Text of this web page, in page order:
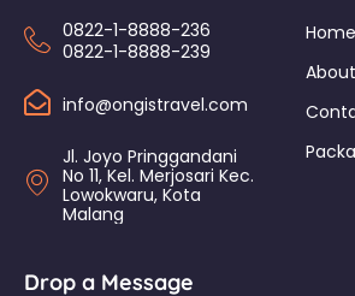
0822-1-8888-236
0822-1-8888-239
info@ongistravel.com
Jl. Joyo Pringgandani
No 11, Kel. Merjosari Kec.
Lowokwaru, Kota
Malang
Home
Drop a Message